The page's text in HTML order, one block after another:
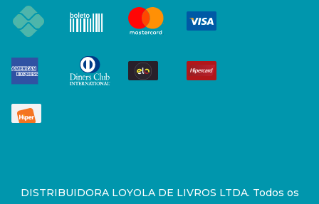
DISTRIBUIDORA LOYOLA DE LIVROS LTDA. Todos os